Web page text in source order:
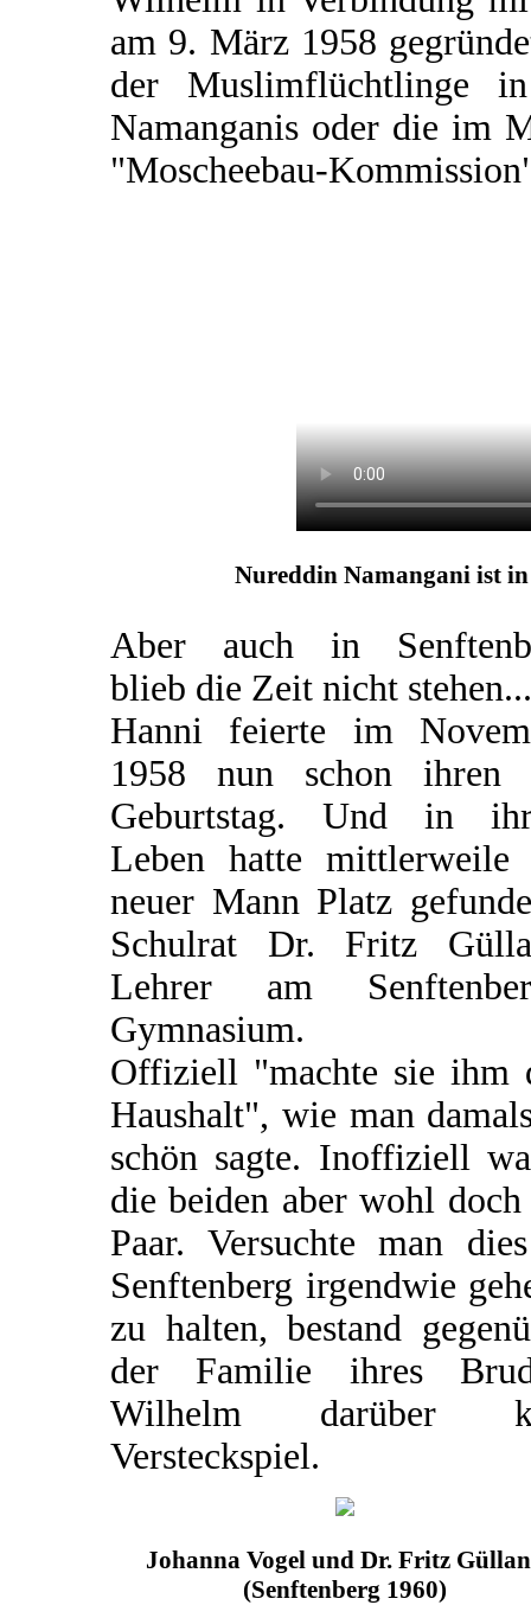
am 9. März 1958
der Muslimflüchtlinge
Namanganis oder die im
"Moscheebau-
Nureddin Namangani ist in
Aber auch in
blieb die Zeit nicht stehen...
Hanni feierte im
1958 nun schon ihren
Geburtstag. Und in
Leben hatte mittlerweile
neuer Mann Platz
Schulrat Dr. Fritz
Lehrer am
Gymnasium.
Offiziell "machte sie ihm
Haushalt", wie man
schön sagte. Inoffiziell
die beiden aber wohl
Paar. Versuchte man
Senftenberg irgendwie
zu halten, bestand
der Familie ihres
Wilhelm darüber
Versteckspiel.
Johanna Vogel und Dr. Fritz
(Senftenberg 1960)